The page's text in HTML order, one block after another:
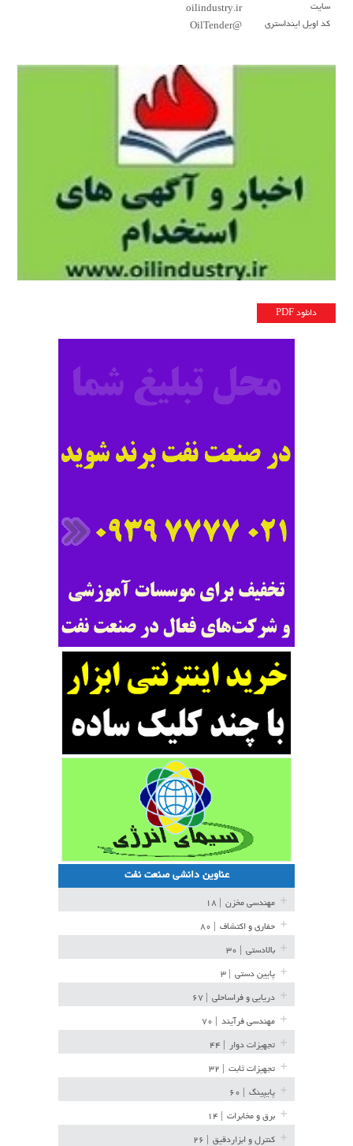
سايت
oilindustry.ir
كد اويل اينداستري
@OilTender
دانلود PDF
عناوین دانشی صنعت نفت
مهندسی مخزن
حفاری و اکتشاف
بالادستی
پایین دستی
دریایی و فراساحلی
مهندسی فرآیند
تجهیزات دوار
تجهیزات ثابت
پایپینگ
برق و مخابرات
کنترل و ابزاردقیق